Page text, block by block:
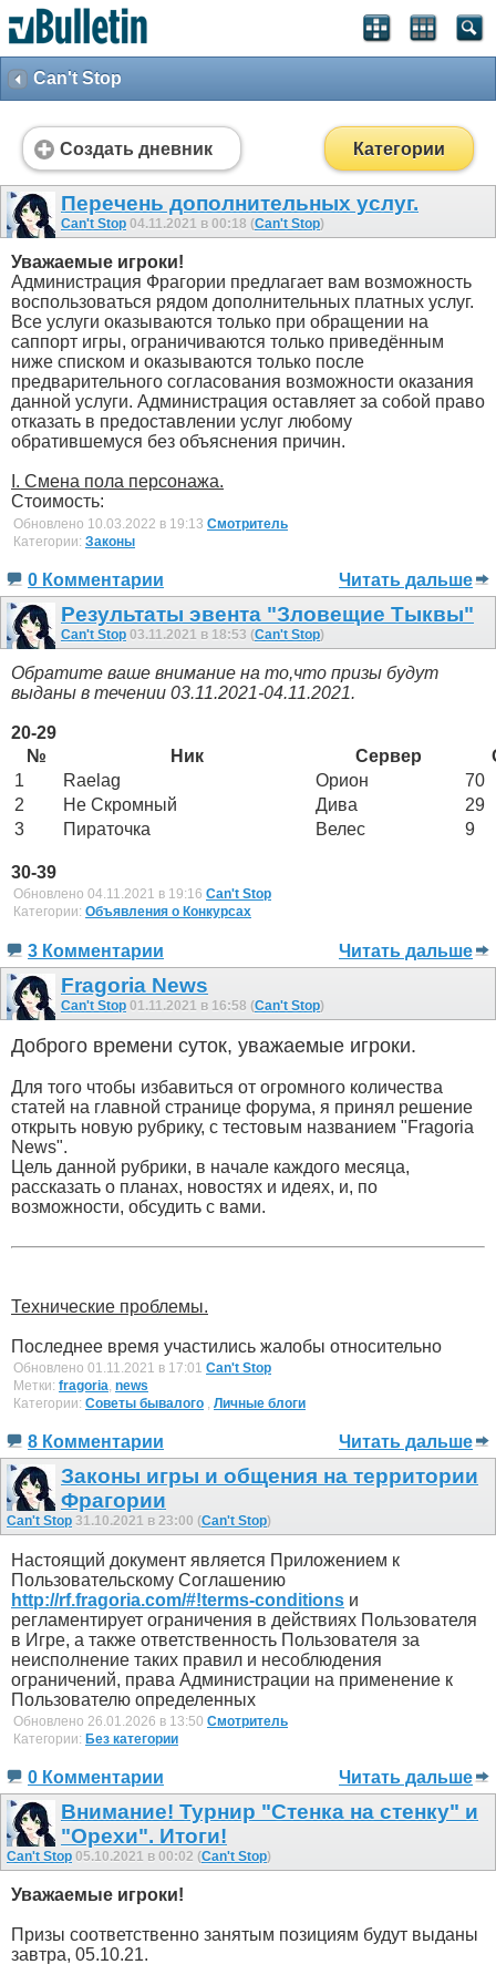
Can't Stop
Создать дневник Категории
Перечень дополнительных услуг.
Can't Stop 04.11.2021 в 00:18 (Can't Stop)
Уважаемые игроки!
Администрация Фрагории предлагает вам возможность
воспользоваться рядом дополнительных платных услуг.
Все услуги оказываются только при обращении на
саппорт игры, ограничиваются только приведённым
ниже списком и оказываются только после
предварительного согласования возможности оказания
данной услуги. Администрация оставляет за собой право
отказать в предоставлении услуг любому
обратившемуся без объяснения причин.
I. Смена пола персонажа.
Стоимость:
Обновлено 10.03.2022 в 19:13 Смотритель
Категории: Законы
0 Комментарии Читать дальше
Результаты эвента "Зловещие Тыквы"
Can't Stop 03.11.2021 в 18:53 (Can't Stop)
Обратите ваше внимание на то,что призы будут
выданы в течении 03.11.2021-04.11.2021.
20-29
№
Ник Сервер
1
Raelag Орион
70
2
Не Скромный Дива
29
3
Пираточка Велес 9
30-39
Обновлено 04.11.2021 в 19:16 Can't Stop
Категории: Объявления о Конкурсах
3 Комментарии Читать дальше
Fragoria News
Can't Stop 01.11.2021 в 16:58 (Can't Stop)
Доброго времени суток, уважаемые игроки.
Для того чтобы избавиться от огромного количества
статей на главной странице форума, я принял решение
открыть новую рубрику, с тестовым названием "Fragoria
News".
Цель данной рубрики, в начале каждого месяца,
рассказать о планах, новостях и идеях, и, по
возможности, обсудить с вами.
Технические проблемы.
Последнее время участились жалобы относительно
Обновлено 01.11.2021 в 17:01 Can't Stop
Метки: fragoria, news
Категории: Советы бывалого , Личные блоги
8 Комментарии Читать дальше
Законы игры и общения на территории
Фрагории
Can't Stop 31.10.2021 в 23:00 (Can't Stop)
Настоящий документ является Приложением к
Пользовательскому Соглашению
http://rf.fragoria.com/#!terms-conditions и
регламентирует ограничения в действиях Пользователя
в Игре, а также ответственность Пользователя за
неисполнение таких правил и несоблюдения
ограничений, права Администрации на применение к
Пользователю определенных
Обновлено 26.01.2026 в 13:50 Смотритель
Категории: Без категории
0 Комментарии Читать дальше
Внимание! Турнир "Стенка на стенку" и
"Орехи". Итоги!
Can't Stop 05.10.2021 в 00:02 (Can't Stop)
Уважаемые игроки!
Призы соответственно занятым позициям будут выданы
завтра, 05.10.21.